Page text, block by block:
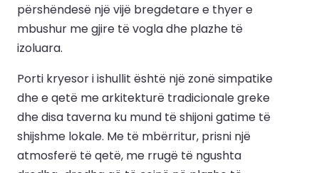
përshëndesë një vijë bregdetare e thyer e
mbushur me gjire të vogla dhe plazhe të
izoluara.
Porti kryesor i ishullit është një zonë simpatike
dhe e qetë me arkitekturë tradicionale greke
dhe disa taverna ku mund të shijoni gatime të
shijshme lokale. Me të mbërritur, prisni një
atmosferë të qetë, me rrugë të ngushta